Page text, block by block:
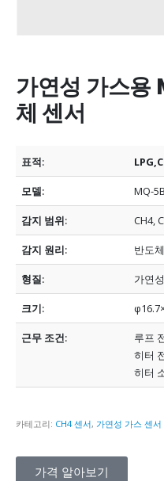
가연성 가스용
체 센서
표적:
모델: MQ-5B
감지 범위: CH4,
감지 원리: 반도체
형질: 가연
크기:
근무 조건:
루프
히터
히터
카테고리: CH4 센서, 가연성 가스 센서
가격 알아보기